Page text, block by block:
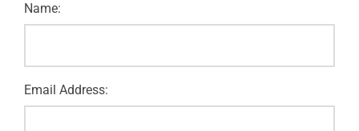
Name:
Email Address: